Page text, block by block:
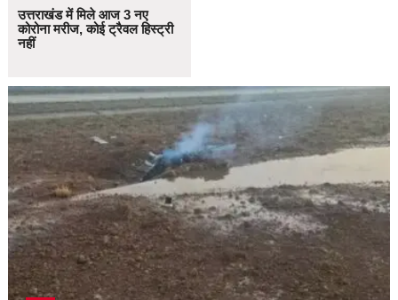
उत्तराखंड में मिले आज 3 नए
कोरोना मरीज, कोई ट्रैवल हिस्ट्री
नहीं